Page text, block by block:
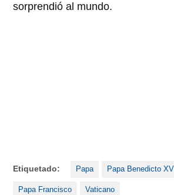
sorprendió al mundo.
Etiquetado: Papa Papa Benedicto XVI
Papa Francisco Vaticano